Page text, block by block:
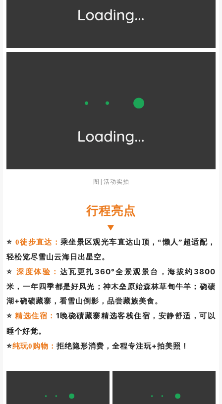
图|活动实拍
行程亮点
▼
⭐ 0徒步直达：乘坐景区观光车直达山顶，“懒人”超适配，
轻松览尽雪山云海日出星空。
⭐深度体验： 达瓦更扎360°全景观景台，海拔约3800
米，一年四季都是好风光；神木垒原始森林草甸牛羊；硗碛
湖+硗碛藏寨，看雪山倒影，品尝藏族美食。
⭐精选住宿： 1晚硗碛藏寨精选客栈住宿，安静舒适，可以
睡个好觉。
⭐纯玩0购物：拒绝隐形消费，全程专注玩+拍美照！